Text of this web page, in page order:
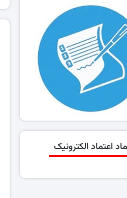
اعتماد الکترونیک